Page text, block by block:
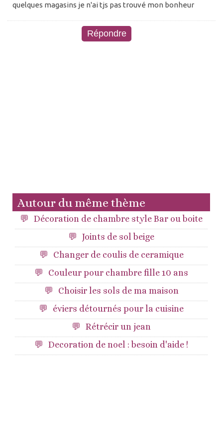
quelques magasins je n'ai tjs pas trouvé mon bonheur
Autour du même thème
Décoration de chambre style Bar ou boite
Joints de sol beige
Changer de coulis de ceramique
Couleur pour chambre fille 10 ans
Choisir les sols de ma maison
éviers détournés pour la cuisine
Rétrécir un jean
Decoration de noel : besoin d'aide !